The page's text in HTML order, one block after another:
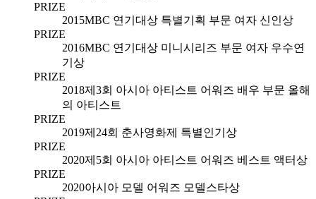
PRIZE
2015MBC 연기대상 특별기획 부문 여자 신인상
PRIZE
2016MBC 연기대상 미니시리즈 부문 여자 우수연
기상
PRIZE
2018제3회 아시아 아티스트 어워즈 배우 부문 올해
의 아티스트
PRIZE
2019제24회 춘사영화제 특별인기상
PRIZE
2020제5회 아시아 아티스트 어워즈 베스트 액터상
PRIZE
2020아시아 모델 어워즈 모델스타상